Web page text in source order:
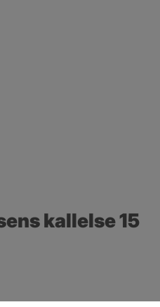
kallelse 15